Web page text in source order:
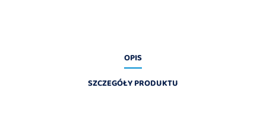
OPIS
SZCZEGÓŁY PRODUKTU